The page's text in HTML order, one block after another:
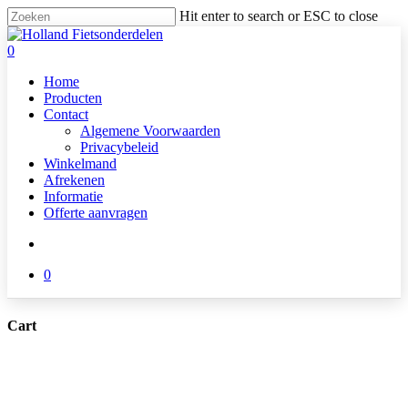
Skip
to
main
Hit enter to search or ESC to close
Close
Search
search
0
Home
Producten
Contact
Algemene Voorwaarden
Privacybeleid
Winkelmand
Afrekenen
Informatie
Offerte aanvragen
0
Cart